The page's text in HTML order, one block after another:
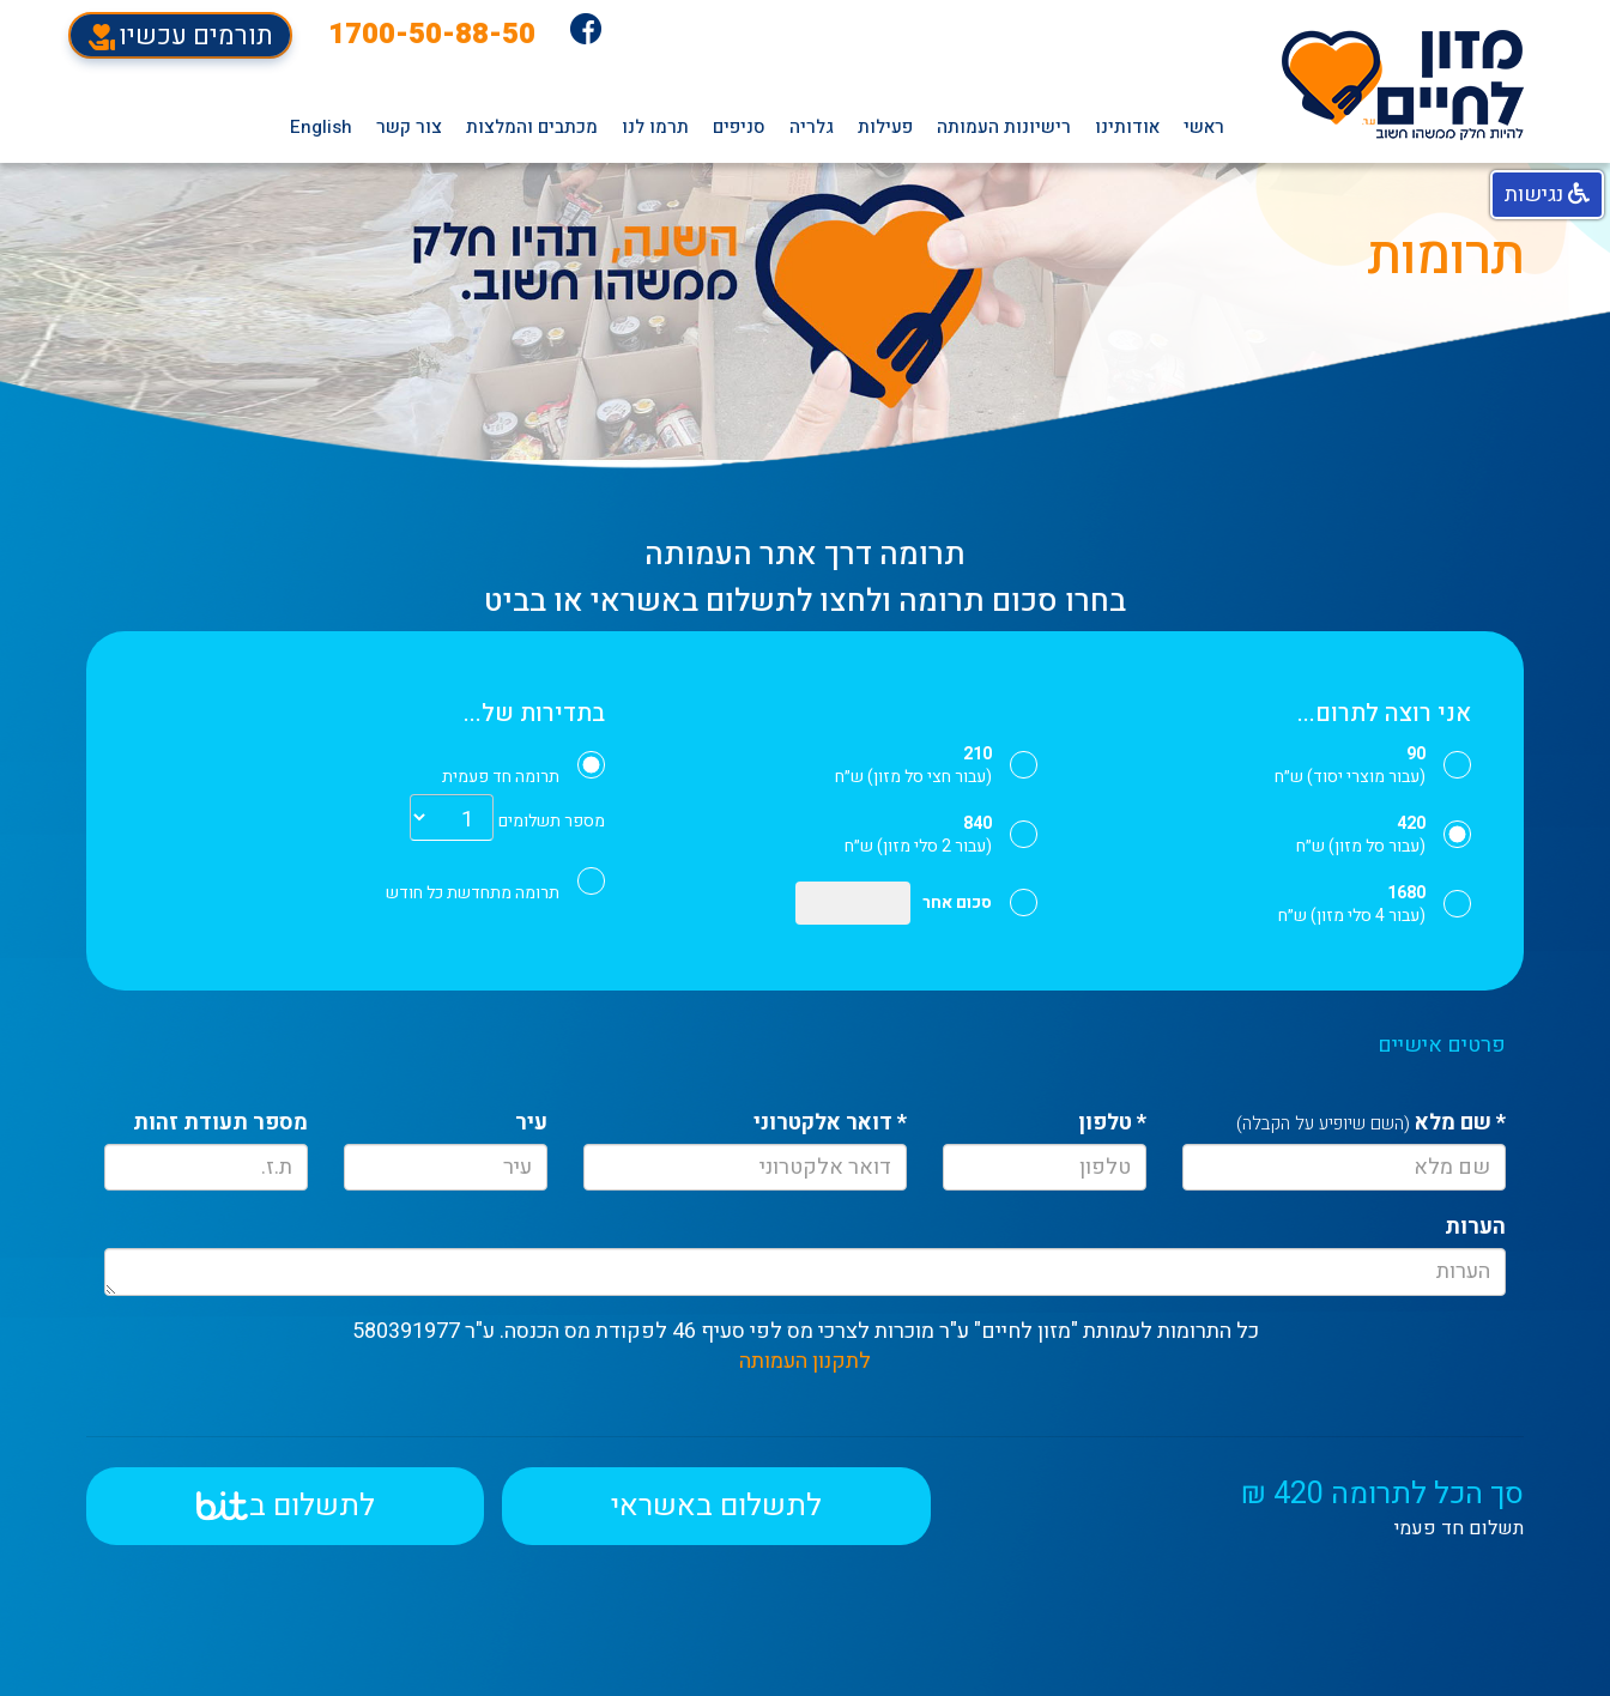
ראשי אודותינו רישיונות העמותה פעילות גלריה סניפים תרמו לנו מכתבים והמלצות צור קשר English
1700-50-88-50 תורמים עכשיו
תרומות
תרומה דרך אתר העמותה
בחרו סכום תרומה ולחצו לתשלום באשראי או בביט
אני רוצה לתרום...
90
(עבור מוצרי יסוד) ש״ח
210
(עבור חצי סל מזון) ש״ח
420
(עבור סל מזון) ש״ח
840
(עבור 2 סלי מזון) ש״ח
1680
(עבור 4 סלי מזון) ש״ח
סכום אחר
בתדירות של...
תרומה חד פעמית
מספר תשלומים
תרומה מתחדשת כל חודש
פרטים אישיים
* שם מלא (השם שיופיע על הקבלה) * טלפון * דואר אלקטרוני עיר מספר תעודת זהות
הערות
כל התרומות לעמותת "מזון לחיים" ע"ר מוכרות לצרכי מס לפי סעיף 46 לפקודת מס הכנסה. ע"ר 580391977
לתקנון העמותה
סך הכל לתרומה 420
₪
תשלום חד פעמי לתשלום באשראי לתשלום ב
נגישות